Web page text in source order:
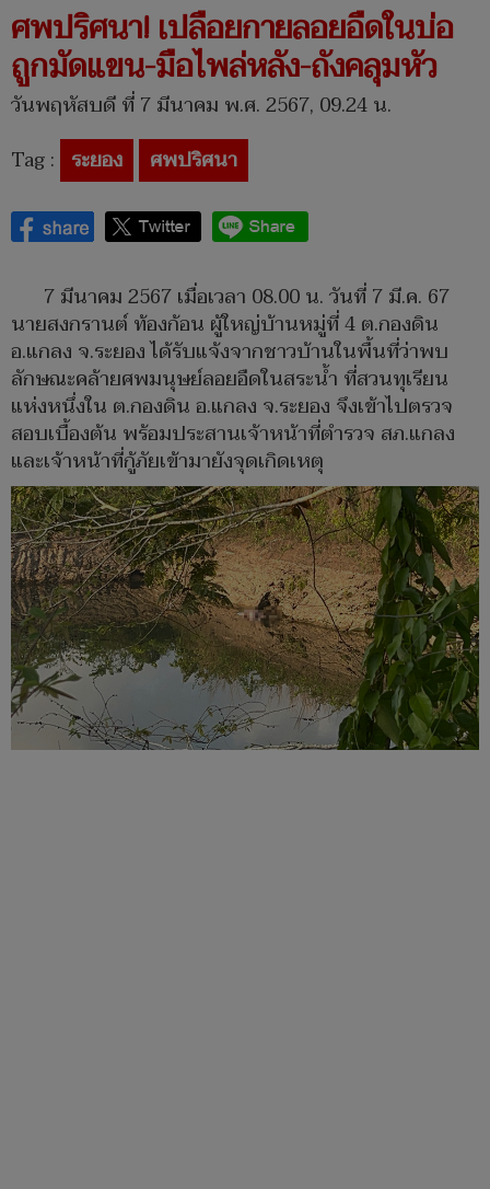
ศพปริศนา! เปลือยกายลอยอืดในบ่อ
ถูกมัดแขน-มือไพล่หลัง-ถังคลุมหัว
วันพฤหัสบดี ที่ 7 มีนาคม พ.ศ. 2567, 09.24 น.
Tag : ระยอง ศพปริศนา
7 มีนาคม 2567 เมื่อเวลา 08.00 น. วันที่ 7 มี.ค. 67
นายสงกรานต์ ท้องก้อน ผู้ใหญ่บ้านหมู่ที่ 4 ต.กองดิน
อ.แกลง จ.ระยอง ได้รับแจ้งจากชาวบ้านในพื้นที่ว่าพบ
ลักษณะคล้ายศพมนุษย์ลอยอืดในสระน้ำ ที่สวนทุเรียน
แห่งหนึ่งใน ต.กองดิน อ.แกลง จ.ระยอง จึงเข้าไปตรวจ
สอบเบื้องต้น พร้อมประสานเจ้าหน้าที่ตำรวจ สภ.แกลง
และเจ้าหน้าที่กู้ภัยเข้ามายังจุดเกิดเหตุ